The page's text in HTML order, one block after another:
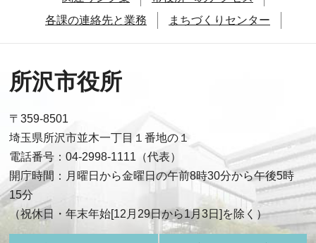
各課の連絡先と業務
まちづくりセンター
所沢市役所
〒359-8501
埼玉県所沢市並木一丁目１番地の１
電話番号：04-2998-1111（代表）
開庁時間：月曜日から金曜日の午前8時30分から午後5時
15分
（祝休日・年末年始[12月29日から1月3日]を除く）